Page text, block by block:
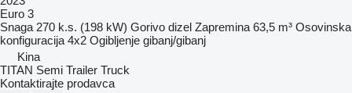
Euro 3
Snaga 270 k.s. (198 kW) Gorivo dizel Zapremina 63,5 m³ Osovinska
konfiguracija 4x2 Ogibljenje gibanj/gibanj
Kina
TITAN Semi Trailer Truck
Kontaktirajte prodavca